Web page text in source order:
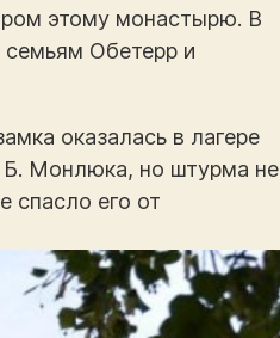
этому монастырю. В
семьям Обетерр и
оказалась в лагере
Б. Монлюка, но штурма не
спасло его от